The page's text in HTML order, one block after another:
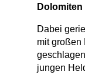
Dolomiten
Dabei
mit großen
jungen